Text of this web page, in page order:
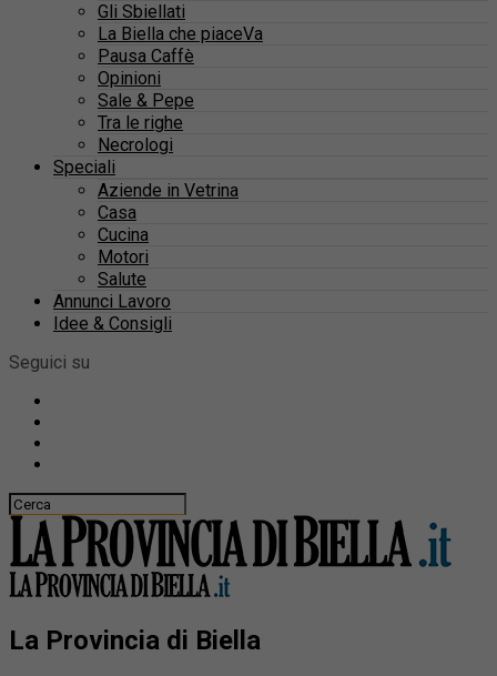
Gli Sbiellati
La Biella che piaceVa
Pausa Caffè
Opinioni
Sale & Pepe
Tra le righe
Necrologi
Speciali
Aziende in Vetrina
Casa
Cucina
Motori
Salute
Annunci Lavoro
Idee & Consigli
Seguici su
La Provincia di Biella